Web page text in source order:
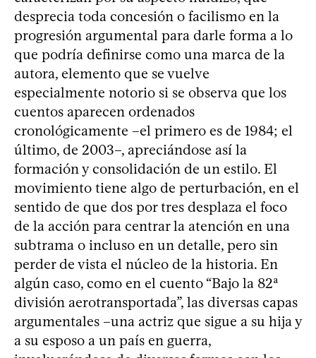
desprecia toda concesión o facilismo en la
progresión argumental para darle forma a lo
que podría definirse como una marca de la
autora, elemento que se vuelve
especialmente notorio si se observa que los
cuentos aparecen ordenados
cronológicamente –el primero es de 1984; el
último, de 2003–, apreciándose así la
formación y consolidación de un estilo. El
movimiento tiene algo de perturbación, en el
sentido de que dos por tres desplaza el foco
de la acción para centrar la atención en una
subtrama o incluso en un detalle, pero sin
perder de vista el núcleo de la historia. En
algún caso, como en el cuento “Bajo la 82ª
división aerotransportada”, las diversas capas
argumentales –una actriz que sigue a su hija y
a su esposo a un país en guerra,